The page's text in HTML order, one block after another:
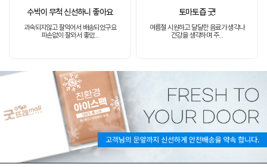
수박이 무척 신선하니 좋아요
과숙되지않고 잘익어서 배송되었구요
파손없이 잘와서 좋았...
토마토즙 굿!
여름철 시원하고 달달한 음료가 생각나
건강을 생각하며 주...